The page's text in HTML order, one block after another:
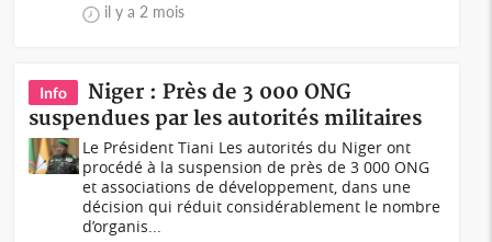
il y a 2 mois
Info
Niger : Près de 3 000 ONG
suspendues par les autorités militaires
Le Président Tiani Les autorités du Niger ont
procédé à la suspension de près de 3 000 ONG
et associations de développement, dans une
décision qui réduit considérablement le nombre
d’organis...